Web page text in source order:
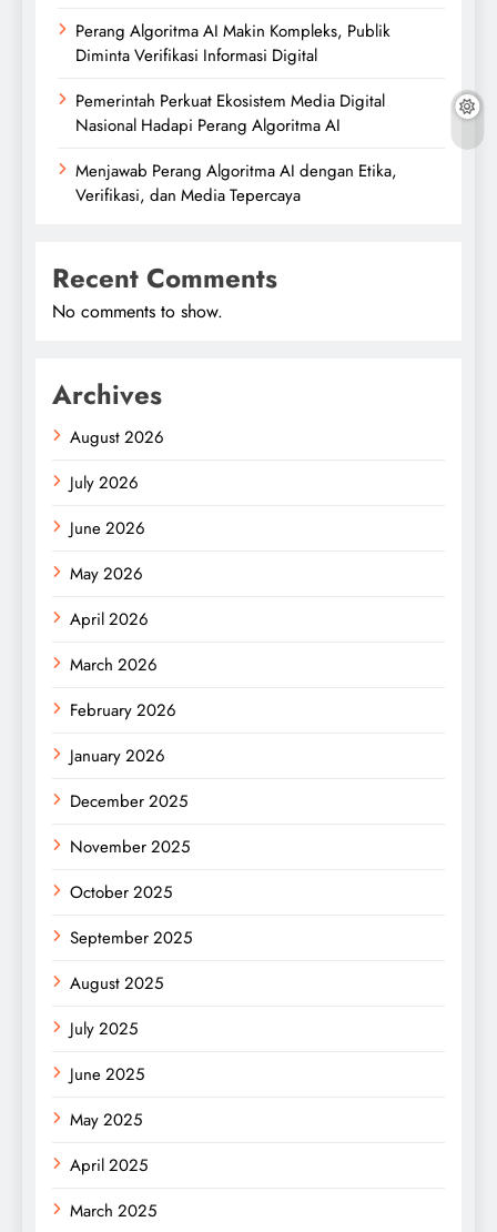
Perang Algoritma AI Makin Kompleks, Publik
Diminta Verifikasi Informasi Digital
Pemerintah Perkuat Ekosistem Media Digital
Nasional Hadapi Perang Algoritma AI
Menjawab Perang Algoritma AI dengan Etika,
Verifikasi, dan Media Tepercaya
Recent Comments
No comments to show.
Archives
August 2026
July 2026
June 2026
May 2026
April 2026
March 2026
February 2026
January 2026
December 2025
November 2025
October 2025
September 2025
August 2025
July 2025
June 2025
May 2025
April 2025
March 2025